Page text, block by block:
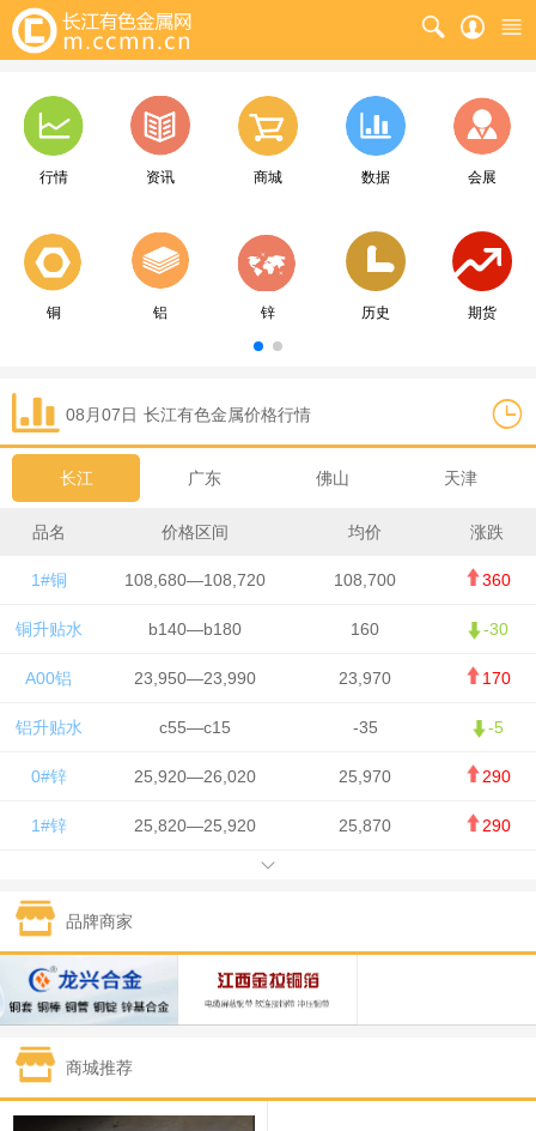
行情 资讯 商城 数据 会展
铜 铝 锌 历史 期货
08月07日 长江有色金属价格行情
长江 广东 佛山 天津
品名 价格区间 均价 涨跌
1#铜 108,680—108,720 108,700 360
铜升贴水 b140—b180 160 -30
A00铝 23,950—23,990 23,970 170
铝升贴水 c55—c15 -35 -5
0#锌 25,920—26,020 25,970 290
1#锌 25,820—25,920 25,870 290
1#锡 434,000—436,000
1#镍 129,550—130,750
1#白银 15,100—15,110 15,105 -70
钯金
1#钴 321,000—341,000
品牌商家
商城推荐